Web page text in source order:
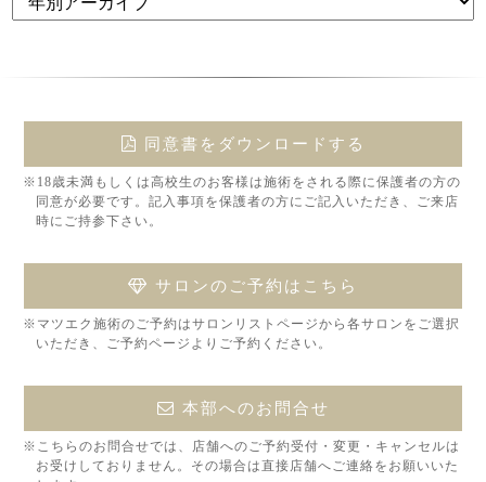
同意書をダウンロードする
※18歳未満もしくは高校生のお客様は施術をされる際に保護者の方の
同意が必要です。記入事項を保護者の方にご記入いただき、ご来店
時にご持参下さい。
サロンのご予約はこちら
※マツエク施術のご予約はサロンリストページから各サロンをご選択
いただき、ご予約ページよりご予約ください。
本部へのお問合せ
※こちらのお問合せでは、店舗へのご予約受付・変更・キャンセルは
お受けしておりません。その場合は直接店舗へご連絡をお願いいた